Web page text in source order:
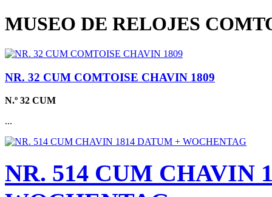
MUSEO DE RELOJES
NR. 32 CUM COMTOISE CHAVIN 1809
N.º 32 CUM
...
NR. 514 CUM CHAVIN